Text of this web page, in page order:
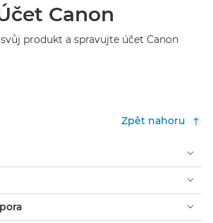
Canon
produkt a spravujte účet Canon
Zpět nahoru